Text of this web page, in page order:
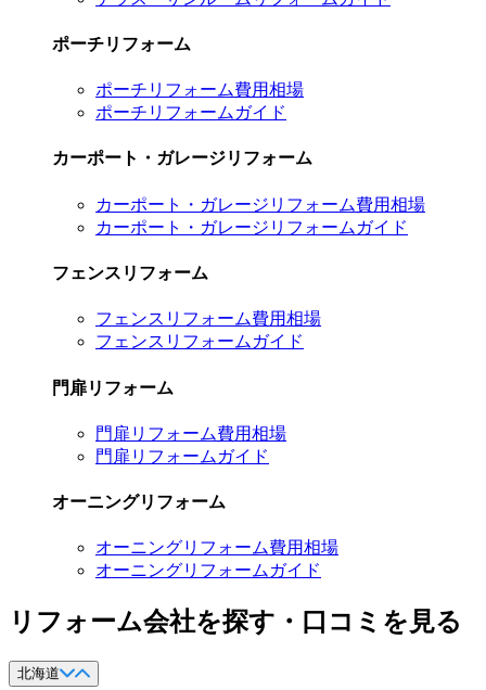
ポーチリフォーム
ポーチリフォーム費用相場
ポーチリフォームガイド
カーポート・ガレージリフォーム
カーポート・ガレージリフォーム費用相場
カーポート・ガレージリフォームガイド
フェンスリフォーム
フェンスリフォーム費用相場
フェンスリフォームガイド
門扉リフォーム
門扉リフォーム費用相場
門扉リフォームガイド
オーニングリフォーム
オーニングリフォーム費用相場
オーニングリフォームガイド
リフォーム会社を探す・口コミを見る
北海道